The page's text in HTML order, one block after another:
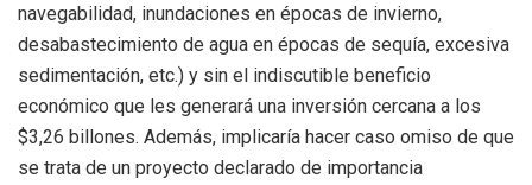
navegabilidad, inundaciones en épocas de invierno,
desabastecimiento de agua en épocas de sequía, excesiva
sedimentación, etc.) y sin el indiscutible beneficio
económico que les generará una inversión cercana a los
$3,26 billones. Además, implicaría hacer caso omiso de que
se trata de un proyecto declarado de importancia